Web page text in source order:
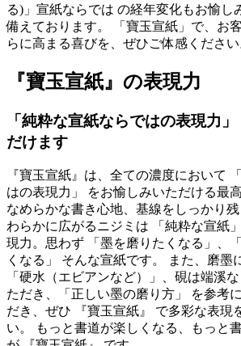
る)」宣紙ならでは の経年変化もお愉し
備えております。 「寶玉宣紙」で、お
らに高まる喜びを、ぜひご体感ください
『寶玉宣紙』の表現力
「純粋な宣紙ならではの表現力
だけます
『寶玉宣紙』は、全ての濃度において
はの表現力」 をお愉しみいただける最
なめらかな書き心地、基線をしっかり
わらかに広がるニジミは 「純粋な宣紙
現力。思わず 「墨を磨りたくなる」、
くなる」 そんな宣紙です。 また、磨墨
「硬水（エビアンなど）」、硯は端溪
ただき、「正しい墨の磨り方」 を参考
だき、ぜひ 『寶玉宣紙』 で多彩な表現
い。 もっと書道が楽しくなる、もっと